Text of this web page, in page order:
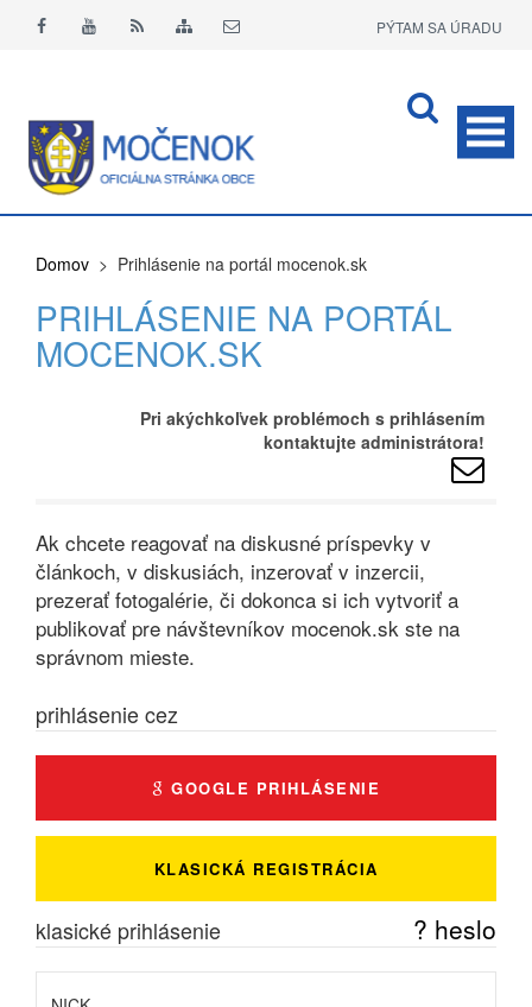
PÝTAM SA ÚRADU
Domov > Prihlásenie na portál mocenok.sk
PRIHLÁSENIE NA PORTÁL
MOCENOK.SK
Pri akýchkoľvek problémoch s prihlásením
kontaktujte administrátora!
Ak chcete reagovať na diskusné príspevky v
článkoch, v diskusiách, inzerovať v inzercii,
prezerať fotogalérie, či dokonca si ich vytvoriť a
publikovať pre návštevníkov mocenok.sk ste na
správnom mieste.
prihlásenie cez
GOOGLE PRIHLÁSENIE
KLASICKÁ REGISTRÁCIA
klasické prihlásenie ? heslo